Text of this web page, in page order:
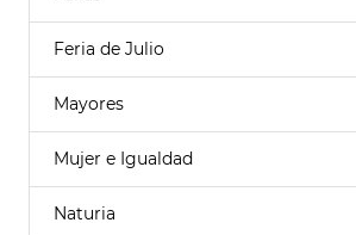
Feria de Julio
Mayores
Mujer e Igualdad
Naturia